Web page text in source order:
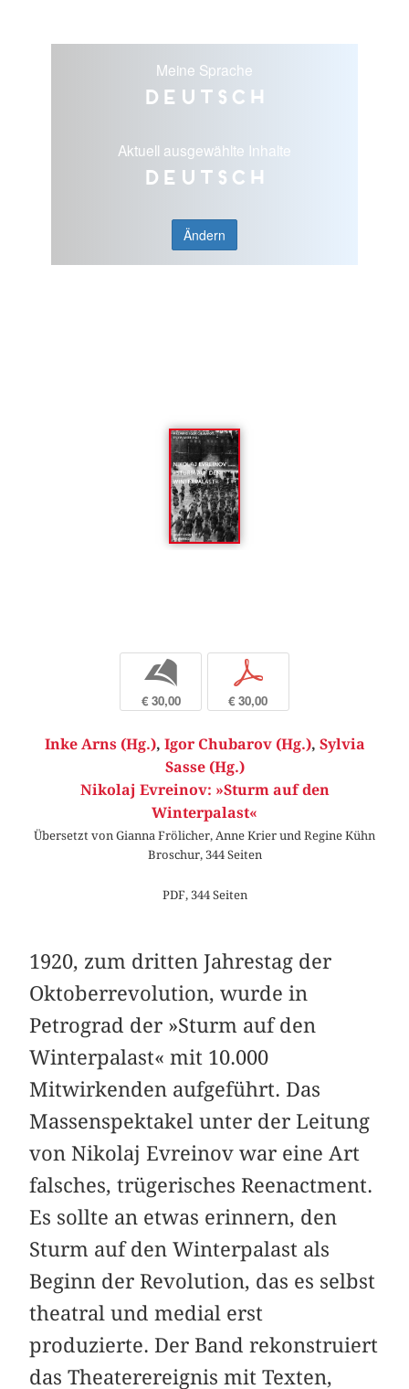
Meine Sprache
Deutsch
Aktuell ausgewählte Inhalte
Deutsch
Ändern
b
€ 30,00
p
€ 30,00
Inke Arns (Hg.), Igor Chubarov (Hg.), Sylvia
Sasse (Hg.)
Nikolaj Evreinov: »Sturm auf den
Winterpalast«
Übersetzt von Gianna Frölicher, Anne Krier und Regine Kühn
Broschur, 344 Seiten
PDF, 344 Seiten
1920, zum dritten Jahrestag der
Oktoberrevolution, wurde in
Petrograd der »Sturm auf den
Winterpalast« mit 10.000
Mitwirkenden aufgeführt. Das
Massenspektakel unter der Leitung
von Nikolaj Evreinov war eine Art
falsches, trügerisches Reenactment.
Es sollte an etwas erinnern, den
Sturm auf den Winterpalast als
Beginn der Revolution, das es selbst
theatral und medial erst
produzierte. Der Band rekonstruiert
das Theaterereignis mit Texten,